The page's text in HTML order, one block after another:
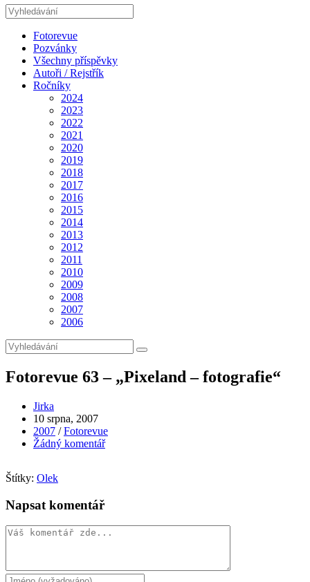
Hledat
na
stránceFotorevue
Pozvánky
Všechny příspěvky
Autoři / Rejstřík
Ročníky
2024
2023
2022
2021
2020
2019
2018
2017
2016
2015
2014
2013
2012
2011
2010
2009
2008
2007
2006
Fotorevue 63 – „Pixeland – fotografie“
Autor
příspěvku
Jirka
Příspěvek
byl
publikován
10 srpna, 2007
Rubriky
příspěvku
2007 / Fotorevue
Komentáře
Žádný komentář
Štítky: Olek
Napsat komentář
Komentář
Chcete-